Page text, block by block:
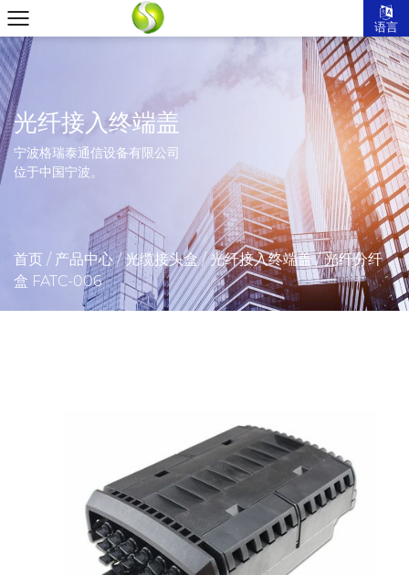
语言
光纤接入终端盖
宁波格瑞泰通信设备有限公司
位于中国宁波。
首页 / 产品中心/光缆接头盒/光纤接入终端盖/光纤分纤
盒 FATC-006